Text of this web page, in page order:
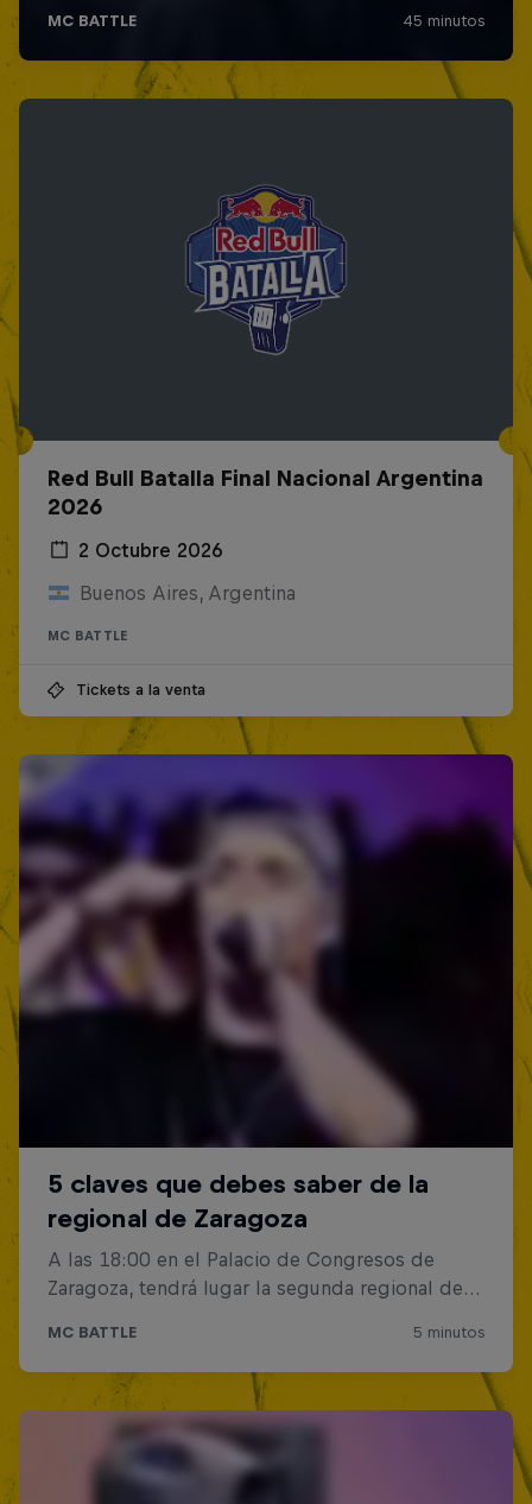
Red Bull Batalla Final Nacional Argentina
2026
2 Octubre 2026
Buenos Aires, Argentina
MC BATTLE
Tickets a la venta